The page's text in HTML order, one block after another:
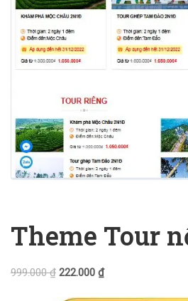
Theme Tour
999.000₫ 222.000 ₫